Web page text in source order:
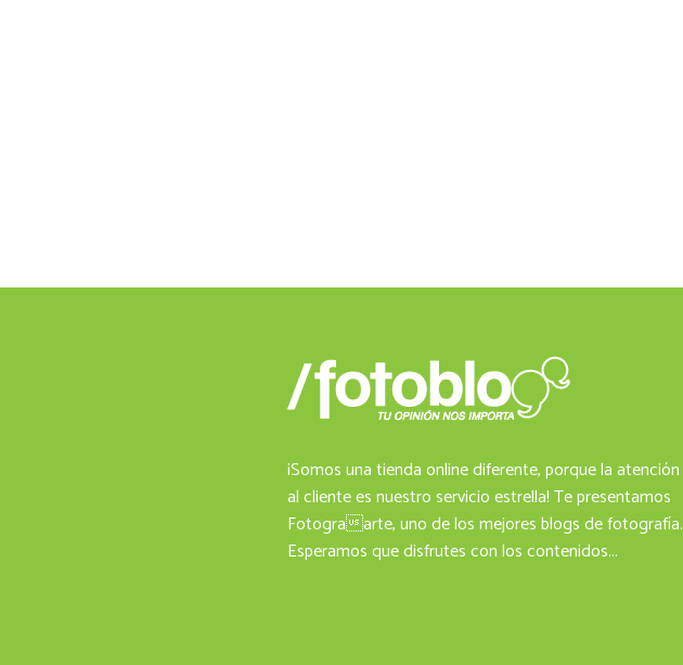
¡Somos una tienda online diferente, porque la atención
al cliente es nuestro servicio estrella! Te presentamos
Fotograarte, uno de los mejores blogs de fotografía.
Esperamos que disfrutes con los contenidos...